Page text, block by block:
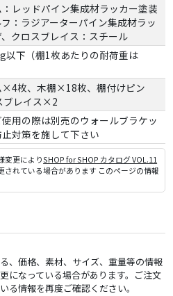
レッドパイン集成材ラッカー塗装
：ラジアーターパイン集成材ラッ
クロスブレイス：スチール
以下（棚1枚あたりの耐荷重は
×4枚、木棚×18枚、棚付けピン
ブレイス×2
用の際は別売のウォールブラケッ
対策を施して下さい
変更によりSHOP for SHOP カタログ VOL.11
れている場合があります このページの情報
、価格、素材、サイズ、重量等の情報
になっている場合があります。ご注文
る情報を再度ご確認ください。